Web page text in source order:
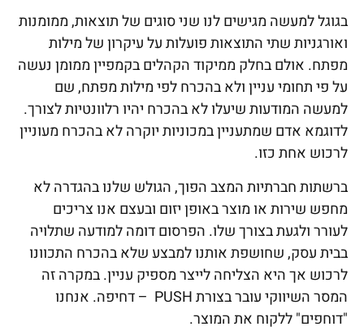
בגוגל למעשה מגישים לנו שני סוגים של תוצאות, ממומנות
ואורגניות שתי התוצאות פועלות על עיקרון של מילות
מפתח. אולם בחלק ממיקוד הקהלים בקמפיין ממומן נעשה
על פי תחומי עניין ולא בהכרח לפי מילות מפתח, שם
למעשה המודעות שיעלו לא בהכרח יהיו רלוונטיות לצורך.
לדוגמא אדם שמתעניין במכוניות יוקרה לא בהכרח מעוניין
לרכוש אחת כזו.
ברשתות חברתיות המצב הפוך, הגולש שלנו בהגדרה לא
מחפש שירות או מוצר באופן יזום ובעצם אנו צריכים
לעורר ולגעת בצורך שלו. הפרסום דומה למודעה שתלויה
בבית עסק, שחושפת אותנו למבצע שלא בהכרח התכוונו
לרכוש אך היא הצליחה לייצר מספיק עניין. במקרה זה
המסר השיווקי עובר בצורת PUSH – דחיפה. אנחנו
"דוחפים" ללקוח את המוצר.